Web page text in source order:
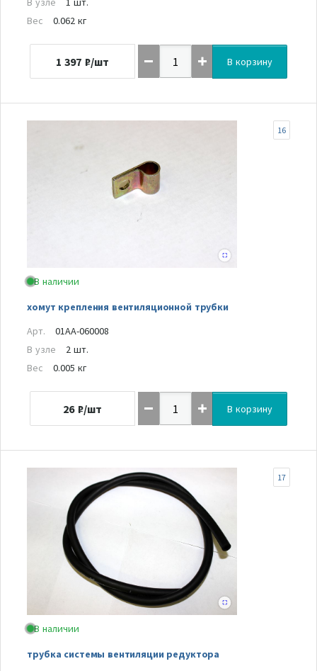
Вес
0.062 кг
1 397 ₽/шт В корзину
В наличии
хомут крепления вентиляционной трубки
16
Арт.
01AA-060008
В узле
2 шт.
Вес
0.005 кг
26 ₽/шт В корзину
В наличии
трубка системы вентиляции редуктора
17